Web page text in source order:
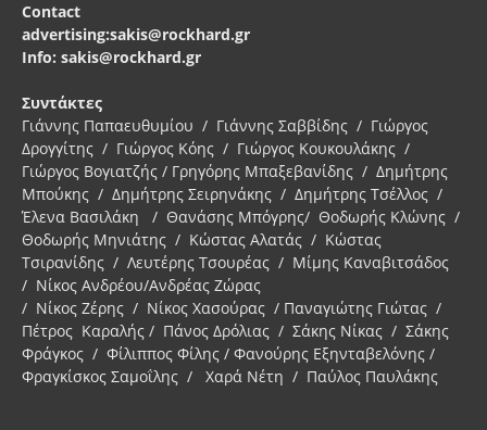
Contact
advertising:sakis@rockhard.gr
Info: sakis@rockhard.gr
Συντάκτες
Γιάννης Παπαευθυμίου / Γιάννης Σαββίδης / Γιώργος
Δρογγίτης / Γιώργος Κόης / Γιώργος Κουκουλάκης /
Γιώργος Βογιατζής / Γρηγόρης Μπαξεβανίδης / Δημήτρης
Μπούκης / Δημήτρης Σειρηνάκης / Δημήτρης Τσέλλος /
Έλενα Βασιλάκη / Θανάσης Μπόγρης/ Θοδωρής Κλώνης /
Θοδωρής Μηνιάτης / Κώστας Αλατάς / Κώστας
Τσιρανίδης / Λευτέρης Τσουρέας / Μίμης Καναβιτσάδος
/ Νίκος Ανδρέου/Ανδρέας Ζώρας
/ Νίκος Ζέρης / Νίκος Χασούρας / Παναγιώτης Γιώτας /
Πέτρος Καραλής / Πάνος Δρόλιας / Σάκης Νίκας / Σάκης
Φράγκος / Φίλιππος Φίλης / Φανούρης Εξηνταβελόνης /
Φραγκίσκος Σαμοΐλης / Χαρά Νέτη / Παύλος Παυλάκης